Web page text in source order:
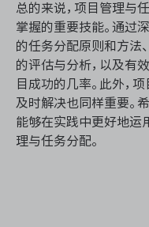
总的来说，项目管理与
掌握的重要技能。通过
的任务分配原则和方法
的评估与分析，以及有
目成功的几率。此外，
及时解决也同样重要。
能够在实践中更好地运
理与任务分配。